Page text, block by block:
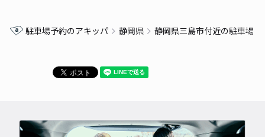
駐車場予約のアキッパ 静岡県 静岡県三島市付近の駐車場